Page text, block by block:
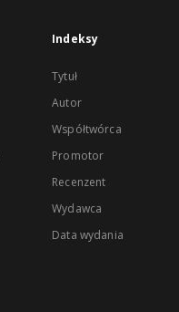
Indeksy
Tytuł
Autor
Współtwórca
Promotor
Recenzent
Wydawca
Data wydania